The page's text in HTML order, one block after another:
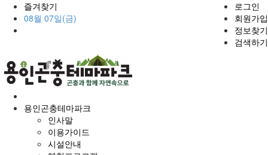
즐겨찾기
08월 07일(금)
로그인
회원가입
정보찾기
검색하기
으
용인곤충테마파크
인사말
이용가이드
시설안내